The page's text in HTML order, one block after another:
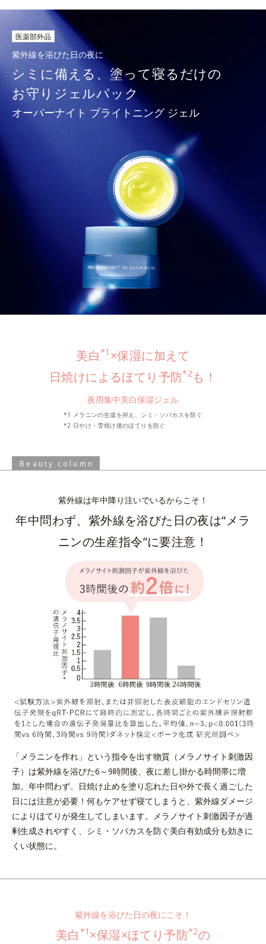
医薬部外品
紫外線を浴びた日の夜に
シミに備える、塗って寝るだけの
お守り ジェルパック
オーバーナイト ブライトニング ジェル
美白*1 ×保湿に加えて
日焼けによるほてり予防*2 も！
夜用集中美白保湿ジェル
*1 メラニンの生成を抑え、シミ・ソバカスを防ぐ
*2 日やけ・雪焼け後のほてりを防ぐ
Beauty column
紫外線は年中降り注いでいるからこそ！
年中問わず、紫外線を浴びた日の夜は“メラ
ニンの生産指令”に要注意！
「メラニンを作れ」という指令を出す物質（メラノサイト刺激因
子）は紫外線を浴びた6～9時間後、夜に差し掛かる時間帯に増
加。年中問わず、日焼け止めを塗り忘れた日や外で長く過ごした
日には注意が必要！何もケアせず寝てしまうと、紫外線ダメージ
によりほてりが発生してしまいます。メラノサイト刺激因子が過
剰生成されやすく、シミ・ソバカスを防ぐ美白有効成分も効きに
くい状態に。
紫外線を浴びた日の夜にこそ！
美白 *1 ×保湿×ほてり予防*2の